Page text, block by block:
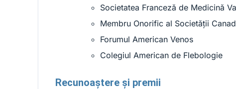
Societatea Franceză de Medicină
Membru Onorific al Societății
Forumul American Venos
Colegiul American de Flebologie
Recunoaștere și premii